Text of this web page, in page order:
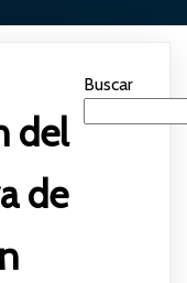
del
de
Buscar